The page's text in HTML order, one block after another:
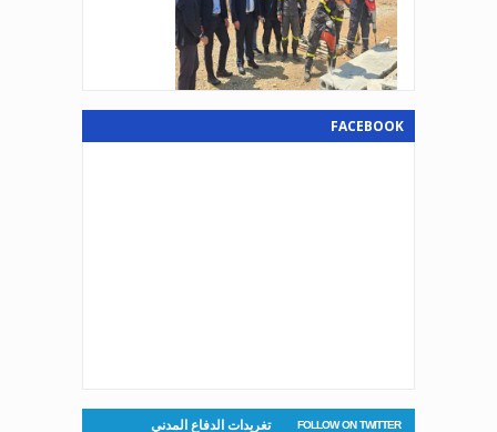
Aug 3, 2026
صدر عن دائرة الإعلام والعلاقات العامة
في المديرية العامة للدفاع المدني
اللبناني البيان الآتي:
Aug 6, 2026
Aug 5, 2026
FACEBOOK
FOLLOW ON TWITTER تغريدات الدفاع المدني